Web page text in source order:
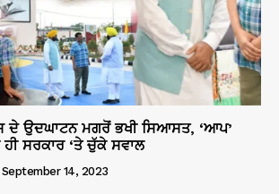
ਉਦਘਾਟਨ ਮਗਰੋਂ ਭਖੀ ਸਿਆਸਤ, ‘ਆਪ’
ਸਰਕਾਰ ‘ਤੇ ਚੁੱਕੇ ਸਵਾਲ
September 14, 2023